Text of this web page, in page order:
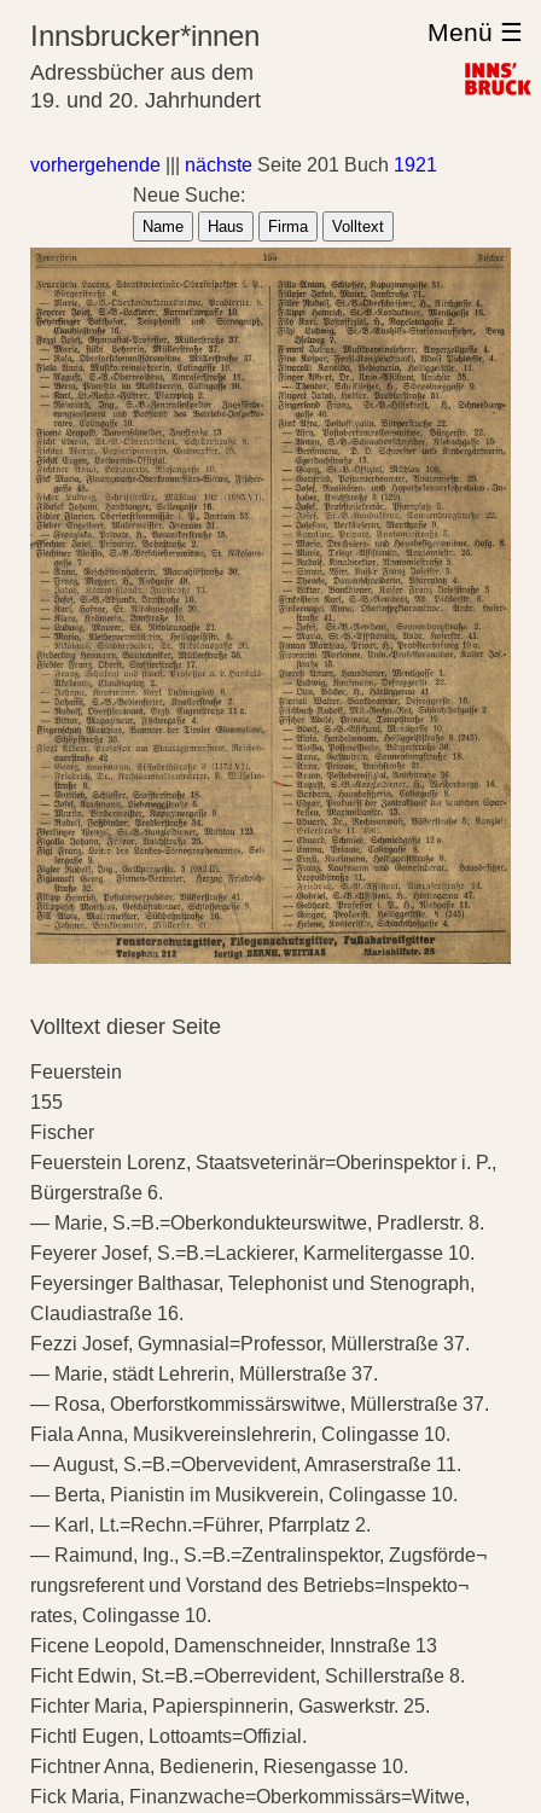
Innsbrucker*innen
Adressbücher aus dem
19. und 20. Jahrhundert
Menü ☰
vorhergehende nächste Seite 201 Buch 1921
Neue Suche:
Name Haus Firma Volltext
Volltext dieser Seite
Feuerstein
155
Fischer
Feuerstein Lorenz, Staatsveterinär=Oberinspektor i. P.,
Bürgerstraße 6.
— Marie, S.=B.=Oberkondukteurswitwe, Pradlerstr. 8.
Feyerer Josef, S.=B.=Lackierer, Karmelitergasse 10.
Feyersinger Balthasar, Telephonist und Stenograph,
Claudiastraße 16.
Fezzi Josef, Gymnasial=Professor, Müllerstraße 37.
— Marie, städt Lehrerin, Müllerstraße 37.
— Rosa, Oberforstkommissärswitwe, Müllerstraße 37.
Fiala Anna, Musikvereinslehrerin, Colingasse 10.
— August, S.=B.=Obervevident, Amraserstraße 11.
— Berta, Pianistin im Musikverein, Colingasse 10.
— Karl, Lt.=Rechn.=Führer, Pfarrplatz 2.
— Raimund, Ing., S.=B.=Zentralinspektor, Zugsförde¬
rungsreferent und Vorstand des Betriebs=Inspekto¬
rates, Colingasse 10.
Ficene Leopold, Damenschneider, Innstraße 13
Ficht Edwin, St.=B.=Oberrevident, Schillerstraße 8.
Fichter Maria, Papierspinnerin, Gaswerkstr. 25.
Fichtl Eugen, Lottoamts=Offizial.
Fichtner Anna, Bedienerin, Riesengasse 10.
Fick Maria, Finanzwache=Oberkommissärs=Witwe,